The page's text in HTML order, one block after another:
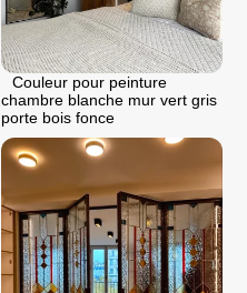
Couleur pour peinture
chambre blanche mur vert gris
porte bois fonce